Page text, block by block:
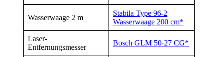
Wasserwaage 2 m
Stabila Type 96-2
Wasserwaage 200 cm*
Laser-
Entfernungsmesser
Bosch GLM 50-27 CG*